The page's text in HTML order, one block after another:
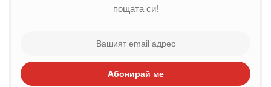
пощата си!
Абонирай ме